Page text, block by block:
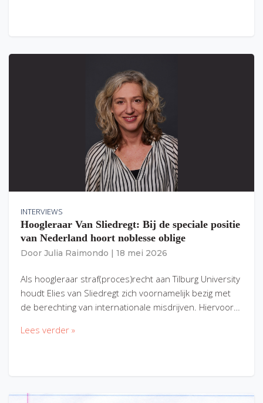
INTERVIEWS
Hoogleraar Van Sliedregt: Bij de speciale positie
van Nederland hoort noblesse oblige
Door Julia Raimondo 18 mei 2026
Als hoogleraar straf(proces)recht aan Tilburg University
houdt Elies van Sliedregt zich voornamelijk bezig met
de berechting van internationale misdrijven. Hiervoor…
Lees verder »